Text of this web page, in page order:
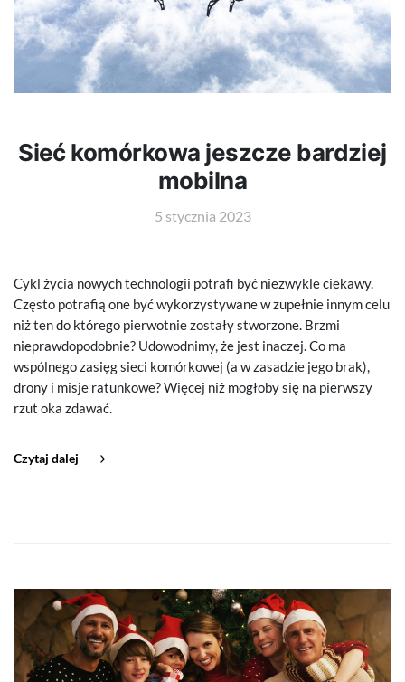
Sieć komórkowa jeszcze bardziej
mobilna
5 stycznia 2023
Cykl życia nowych technologii potrafi być niezwykle ciekawy.
Często potrafią one być wykorzystywane w zupełnie innym celu
niż ten do którego pierwotnie zostały stworzone. Brzmi
nieprawdopodobnie? Udowodnimy, że jest inaczej. Co ma
wspólnego zasięg sieci komórkowej (a w zasadzie jego brak),
drony i misje ratunkowe? Więcej niż mogłoby się na pierwszy
rzut oka zdawać.
Czytaj dalej